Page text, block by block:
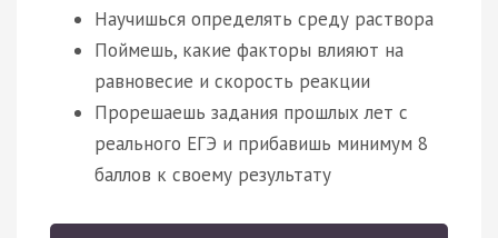
Научишься определять среду раствора
Поймешь, какие факторы влияют на
равновесие и скорость реакции
Прорешаешь задания прошлых лет с
реального ЕГЭ и прибавишь минимум 8
баллов к своему результату